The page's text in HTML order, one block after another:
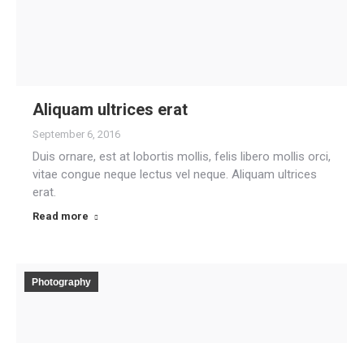
Aliquam ultrices erat
September 6, 2016
Duis ornare, est at lobortis mollis, felis libero mollis orci,
vitae congue neque lectus vel neque. Aliquam ultrices
erat.
Read more
Photography